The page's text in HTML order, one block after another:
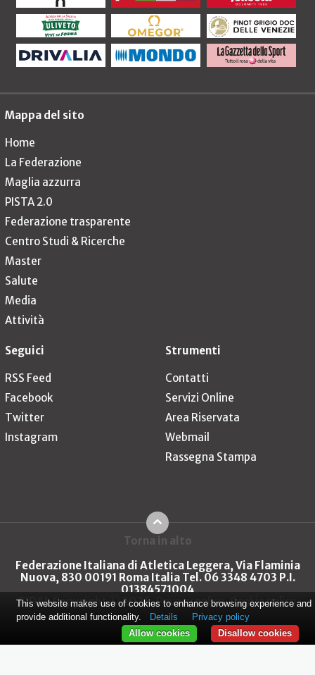
Mappa del sito
Home
La Federazione
Maglia azzurra
PISTA 2.0
Federazione trasparente
Centro Studi & Ricerche
Master
Salute
Media
Attività
Seguici
RSS Feed
Facebook
Twitter
Instagram
Strumenti
Contatti
Servizi Online
Area Riservata
Webmail
Rassegna Stampa
Torna in alto
Federazione Italiana di Atletica Leggera, Via Flaminia
Nuova, 830 00191 Roma Italia Tel. 06 3348 4703 P.I.
01384571004
FIDAL Copyright © 2026 Privacy policy Cookie policy
This website makes use of cookies to enhance browsing experience and
provide additional functionality.
Details
Privacy policy
Disallow cookies
Allow cookies